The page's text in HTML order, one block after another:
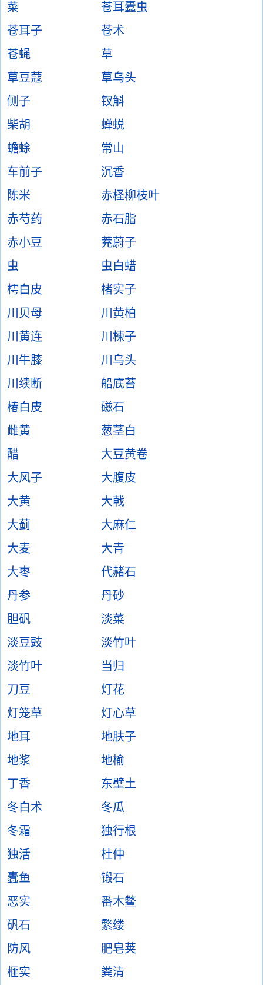
菜
苍耳蠹虫
苍耳子
苍术
苍蝇
草
草豆蔻
草乌头
侧子
钗斛
柴胡
蝉蜕
蟾蜍
常山
车前子
沉香
陈米
赤柽柳枝叶
赤芍药
赤石脂
赤小豆
茺蔚子
虫
虫白蜡
樗白皮
楮实子
川贝母
川黄柏
川黄连
川楝子
川牛膝
川乌头
川续断
船底苔
椿白皮
磁石
雌黄
葱茎白
醋
大豆黄卷
大风子
大腹皮
大黄
大戟
大蓟
大麻仁
大麦
大青
大枣
代赭石
丹参
丹砂
胆矾
淡菜
淡豆豉
淡竹叶
淡竹叶
当归
刀豆
灯花
灯笼草
灯心草
地耳
地肤子
地浆
地榆
丁香
东壁土
冬白术
冬瓜
冬霜
独行根
独活
杜仲
蠹鱼
锻石
恶实
番木鳖
矾石
繁缕
防风
肥皂荚
榧实
粪清